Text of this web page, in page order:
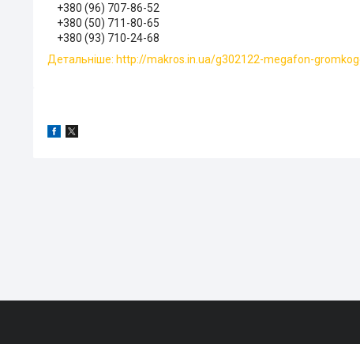
+380 (96) 707-86-52
+380 (50) 711-80-65
+380 (93) 710-24-68
Детальніше: http://makros.in.ua/g302122-megafon-